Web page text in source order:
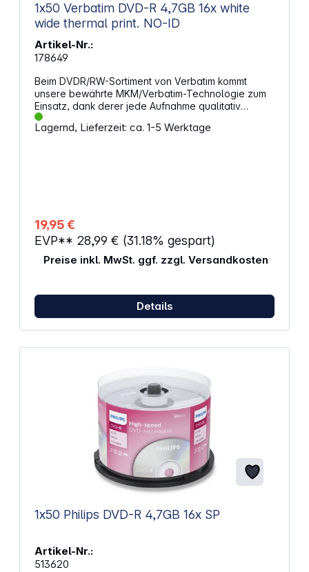
1x50 Verbatim DVD-R 4,7GB 16x white
wide thermal print. NO-ID
Artikel-Nr.:
178649
Beim DVDR/RW-Sortiment von Verbatim kommt
unsere bewährte MKM/Verbatim-Technologie zum
Einsatz, dank derer jede Aufnahme qualitativ
hochwertig ist. Dank der Forschungs- und
Entwicklungsarbeit bei Mitsubishi Chemical und in
Lagernd, Lieferzeit: ca. 1-5 Werktage
19,95 €
EVP** 28,99 € (31.18% gespart)
Preise inkl. MwSt. ggf. zzgl. Versandkosten
Details
1x50 Philips DVD-R 4,7GB 16x SP
Artikel-Nr.:
513620